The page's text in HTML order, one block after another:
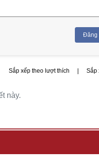
Đăng
Sắp xếp theo lượt thích Sắp
này.